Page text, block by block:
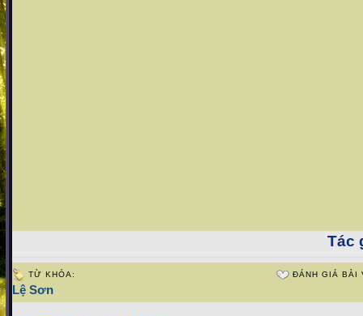
Tác
TỪ KHÓA:
Lệ Sơn
ĐÁNH GIÁ BÀI